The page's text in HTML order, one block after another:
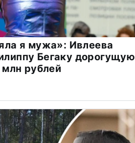
я мужа»: Ивлеева
Бегаку дорогущую
млн рублей